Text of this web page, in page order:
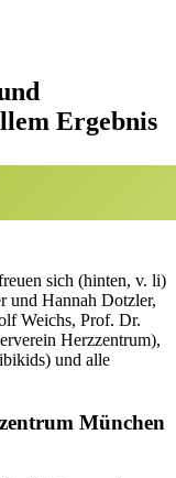
Ergebnis
sich (hinten, v. li)
und Hannah Dotzler,
Weichs, Prof. Dr.
Herzzentrum),
und alle
München